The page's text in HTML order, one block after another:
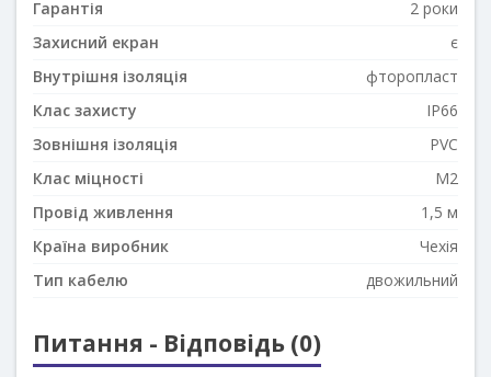
Гарантія
2 роки
Захисний екран
є
Внутрішня ізоляція
фторопласт
Клас захисту
IP66
Зовнішня ізоляція
PVC
Клас міцності
М2
Провід живлення
1,5 м
Країна виробник
Чехія
Тип кабелю
двожильний
Питання - Відповідь (0)